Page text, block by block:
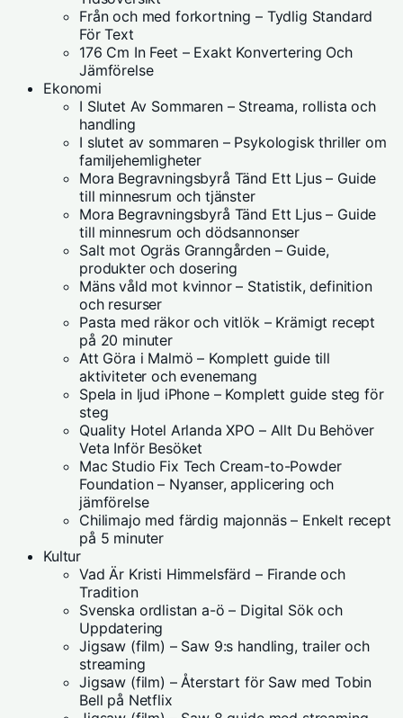
Från och med forkortning – Tydlig Standard
För Text
176 Cm In Feet – Exakt Konvertering Och
Jämförelse
Ekonomi
I Slutet Av Sommaren – Streama, rollista och
handling
I slutet av sommaren – Psykologisk thriller om
familjehemligheter
Mora Begravningsbyrå Tänd Ett Ljus – Guide
till minnesrum och tjänster
Mora Begravningsbyrå Tänd Ett Ljus – Guide
till minnesrum och dödsannonser
Salt mot Ogräs Granngården – Guide,
produkter och dosering
Mäns våld mot kvinnor – Statistik, definition
och resurser
Pasta med räkor och vitlök – Krämigt recept
på 20 minuter
Att Göra i Malmö – Komplett guide till
aktiviteter och evenemang
Spela in ljud iPhone – Komplett guide steg för
steg
Quality Hotel Arlanda XPO – Allt Du Behöver
Veta Inför Besöket
Mac Studio Fix Tech Cream-to-Powder
Foundation – Nyanser, applicering och
jämförelse
Chilimajo med färdig majonnäs – Enkelt recept
på 5 minuter
Kultur
Vad Är Kristi Himmelsfärd – Firande och
Tradition
Svenska ordlistan a-ö – Digital Sök och
Uppdatering
Jigsaw (film) – Saw 9:s handling, trailer och
streaming
Jigsaw (film) – Återstart för Saw med Tobin
Bell på Netflix